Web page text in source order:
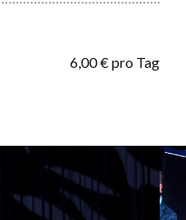
6,00 € pro Tag